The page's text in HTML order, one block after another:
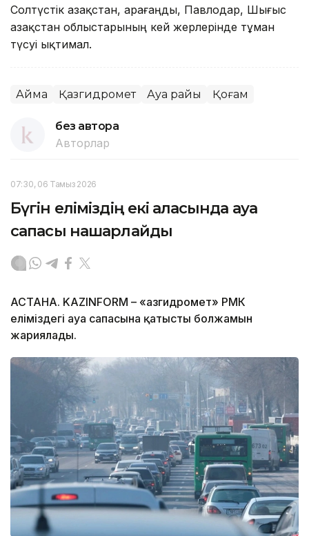
Солтүстік Қазақстан, Қарағаңды, Павлодар, Шығыс
Қазақстан облыстарының кей жерлерінде тұман
түсуі ықтимал.
Аймақ Қазгидромет Ауа райы Қоғам
без автора
Авторлар
07:30, 06 Тамыз 2026
Бүгін еліміздің екі қаласында ауа
сапасы нашарлайды
АСТАНА. KAZINFORM – «Қазгидромет» РМК
еліміздегі ауа сапасына қатысты болжамын
жариялады.